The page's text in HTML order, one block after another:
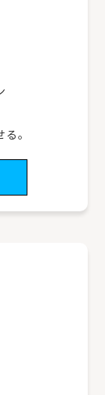
。